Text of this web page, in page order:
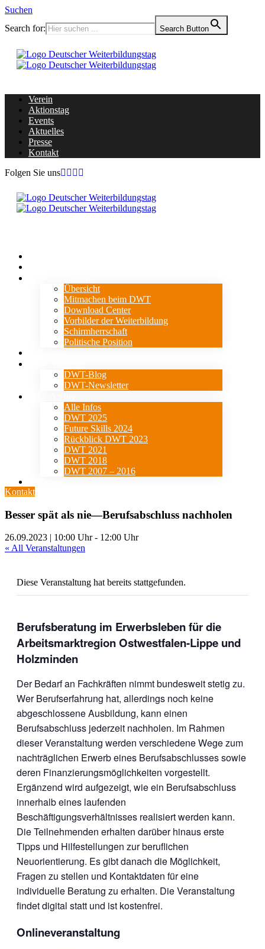
Suchen
Search for:
Search Button
Verein
Aktionstag
Events
Aktuelles
Presse
Kontakt
Folgen Sie uns
Übersicht
Mitmachen beim DWT
Download Center
Vorbilder der Weiterbildung
Schirmherrschaft
Politische Position
DWT-Blog
DWT-Newsletter
Alle Infos
DWT 2025
Future Skills 2024
Rückblick DWT 2023
DWT 2021
DWT 2018
DWT 2007 – 2016
Kontakt
Besser spät als nie—Berufsabschluss nachholen
26.09.2023 | 10:00 Uhr- 12:00 Uhr
« All Veranstaltungen
Diese Veranstaltung hat bereits stattgefunden.
Berufsberatung im Erwerbsleben für die
Arbeitsmarktregion Ostwestfalen-Lippe und
Holzminden
Der Bedarf an Fachkräften nimmt bundesweit stetig zu.
Wer Berufserfahrung hat, allerdings noch keine
abgeschlossene Ausbildung, kann einen
Berufsabschluss jederzeit nachholen. Im Rahmen
dieser Veranstaltung werden verschiedene Wege zum
nachträglichen Erwerb eines Berufsabschlusses sowie
deren Finanzierungsmöglichkeiten vorgestellt.
Ergänzend wird aufgezeigt, wie ein Berufsabschluss
innerhalb eines laufenden
Beschäftigungsverhältnisses realisiert werden kann.
Die Teilnehmenden erhalten darüber hinaus erste
Tipps und Hilfestellungen zur beruflichen
Neuorientierung. Es gibt danach die Möglichkeit,
Fragen zu stellen und Kontaktdaten für eine
individuelle Beratung zu erhalten. Die Veranstaltung
findet digital statt und ist kostenfrei.
Onlineveranstaltung